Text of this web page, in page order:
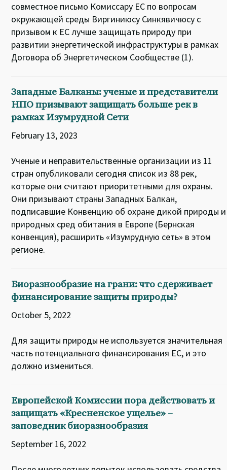
совместное письмо Комиссару ЕС по вопросам
окружающей среды Виргиниюсу Синкявичюсу с
призывом к ЕС лучше защищать природу при
развитии энергетической инфраструктуры в рамках
Договора об Энергетическом Сообществе (1).
Западные Балканы: ученые и представители
НПО призывают защищать больше рек в
рамках Изумрудной Сети
February 13, 2023
Ученые и неправительственные организации из 11
стран опубликовали сегодня список из 88 рек,
которые они считают приоритетными для охраны.
Они призывают страны Западных Балкан,
подписавшие Конвенцию об охране дикой природы и
природных сред обитания в Европе (Бернская
конвенция), расширить «Изумрудную сеть» в этом
регионе.
Биоразнообразие на грани: что сдерживает
финансирование защиты природы?
October 5, 2022
Для защиты природы не используется значительная
часть потенциального финансирования ЕС, и это
должно измениться.
Европейской Комиссии пора действовать и
защищать «Кресненское ущелье» –
заповедник биоразнообразия
September 16, 2022